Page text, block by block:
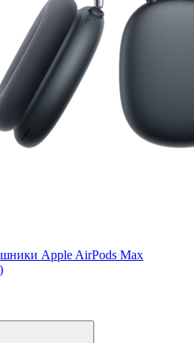
Apple AirPods Max